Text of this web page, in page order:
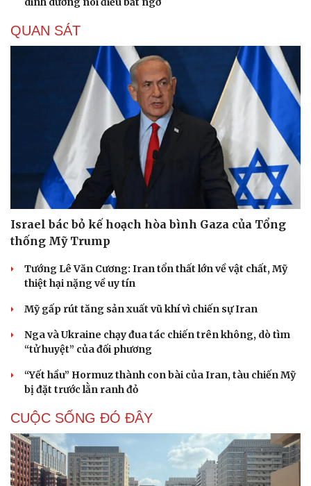
QUAN SÁT
Israel bác bỏ kế hoạch hòa bình Gaza của Tổng
thống Mỹ Trump
Tướng Lê Văn Cương: Iran tổn thất lớn về vật chất, Mỹ
thiệt hại nặng về uy tín
Mỹ gấp rút tăng sản xuất vũ khí vì chiến sự Iran
Nga và Ukraine chạy đua tác chiến trên không, dò tìm
“tử huyệt” của đối phương
“Yết hầu” Hormuz thành con bài của Iran, tàu chiến Mỹ
bị đặt trước lằn ranh đỏ
CUỘC SỐNG ĐÓ ĐÂY